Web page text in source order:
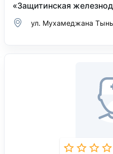
«Защитинская
ул. Мухамеджана